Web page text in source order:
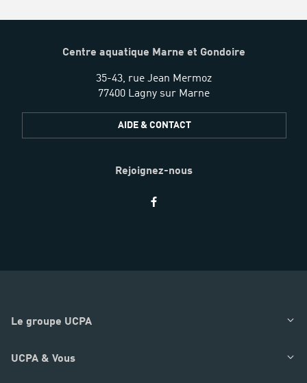
Centre aquatique Marne et Gondoire
35-43, rue Jean Mermoz
77400 Lagny sur Marne
AIDE & CONTACT
Rejoignez-nous
Le groupe UCPA
UCPA & Vous